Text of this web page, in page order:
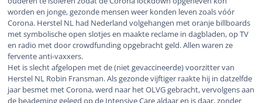
worden en jonge, gezonde mensen weer konden leven zoals vóór
Corona. Herstel NL had Nederland volgehangen met oranje billboards
met symbolische open slotjes en maakte reclame in dagbladen, op TV
en radio met door crowdfunding opgebracht geld. Allen waren ze
fervente anti-vaxxers.
Het is slecht afgelopen met de (niet gevaccineerde) voorzitter van
Herstel NL Robin Fransman. Als gezonde vijftiger raakte hij in datzelfde
jaar besmet met Corona, werd naar het OLVG gebracht, vervolgens aan
de beademing gelegd op de Intensive Care aldaar en is daar, zonder